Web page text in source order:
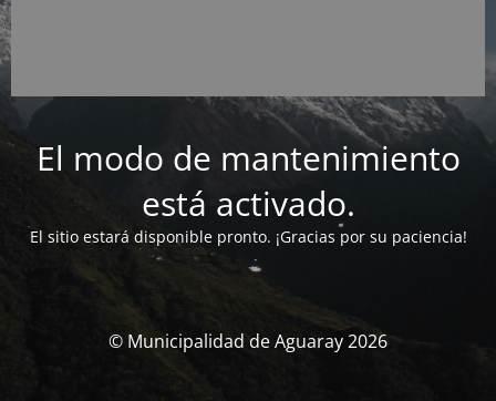
El modo de mantenimiento
está activado.
El sitio estará disponible pronto. ¡Gracias por su paciencia!
© Municipalidad de Aguaray 2026